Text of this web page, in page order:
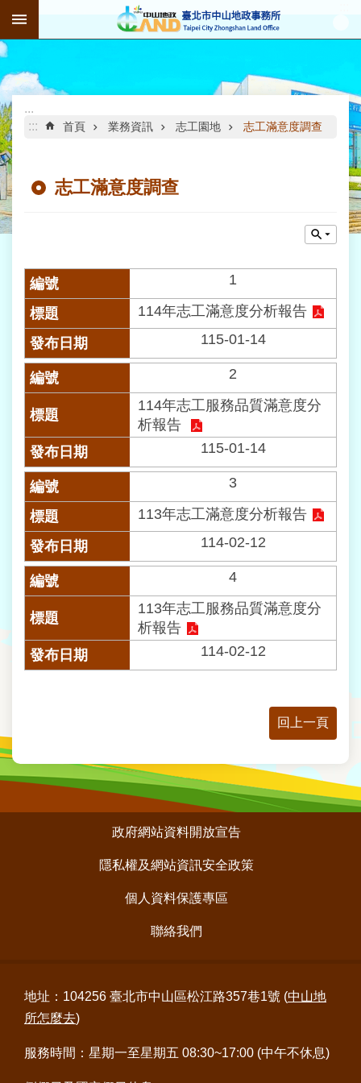
跳到主要內容區塊
階
搜
尋
公
機
關
介
紹
業
務
訊
線
上
查
詢
網
路
申
辦
相
關
連
流
陳
系
:::
:::
首頁 業務資訊 志工園地 志工滿意度調查
志工滿意度調查
1
114年志工滿意度分析報告
115-01-14
2
114年志工服務品質滿意度分
析報告
115-01-14
3
113年志工滿意度分析報告
114-02-12
4
113年志工服務品質滿意度分
析報告
114-02-12
回上一頁
政府網站資料開放宣告
隱私權及網站資訊安全政策
個人資料保護專區
聯絡我們
地址：104256 臺北市中山區松江路357巷1號 (中山地
所怎麼去)
服務時間：星期一至星期五 08:30~17:00 (中午不休息)